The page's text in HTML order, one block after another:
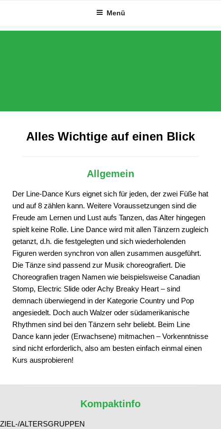
springen
Menü
Alles Wichtige auf einen Blick
Allgemein
Der Line-Dance Kurs eignet sich für jeden, der zwei Füße hat
und auf 8 zählen kann. Weitere Voraussetzungen sind die
Freude am Lernen und Lust aufs Tanzen, das Alter hingegen
spielt keine Rolle. Line Dance wird mit allen Tänzern zugleich
getanzt, d.h. die festgelegten und sich wiederholenden
Figuren werden synchron von allen zusammen ausgeführt.
Die Tänze sind passend zur Musik choreografiert. Die
Choreografien tragen Namen wie beispielsweise Canadian
Stomp, Electric Slide oder Achy Breaky Heart – sind
demnach überwiegend in der Kategorie Country und Pop
angesiedelt. Doch auch Walzer oder südamerikanische
Rhythmen sind bei den Tänzern sehr beliebt. Beim Line
Dance kann jeder (Erwachsene) mitmachen – Vorkenntnisse
sind nicht erforderlich, also am besten einfach einmal einen
Kurs ausprobieren!
Kompaktinfo
ZIEL-/ALTERSGRUPPEN